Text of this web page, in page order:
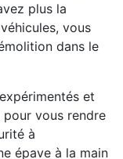
plus la
vous
dans le
et
vous rendre
à
épave à la main